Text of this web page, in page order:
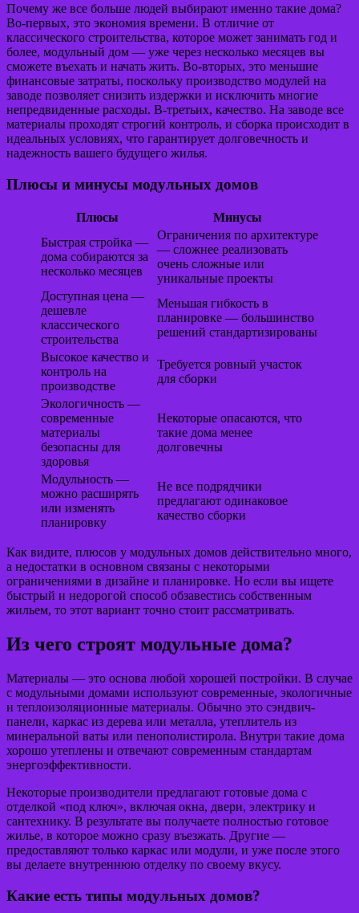
Почему же все больше людей выбирают именно такие дома?
Во-первых, это экономия времени. В отличие от
классического строительства, которое может занимать год и
более, модульный дом — уже через несколько месяцев вы
сможете въехать и начать жить. Во-вторых, это меньшие
финансовые затраты, поскольку производство модулей на
заводе позволяет снизить издержки и исключить многие
непредвиденные расходы. В-третьих, качество. На заводе все
материалы проходят строгий контроль, и сборка происходит в
идеальных условиях, что гарантирует долговечность и
надежность вашего будущего жилья.
Плюсы и минусы модульных домов
Плюсы
Минусы
Быстрая стройка —
дома собираются за
несколько месяцев
Ограничения по архитектуре
— сложнее реализовать
очень сложные или
уникальные проекты
Доступная цена —
дешевле
классического
строительства
Меньшая гибкость в
планировке — большинство
решений стандартизированы
Высокое качество и
контроль на
производстве
Требуется ровный участок
для сборки
Экологичность —
современные
материалы
безопасны для
здоровья
Некоторые опасаются, что
такие дома менее
долговечны
Модульность —
можно расширять
или изменять
планировку
Не все подрядчики
предлагают одинаковое
качество сборки
Как видите, плюсов у модульных домов действительно много,
а недостатки в основном связаны с некоторыми
ограничениями в дизайне и планировке. Но если вы ищете
быстрый и недорогой способ обзавестись собственным
жильем, то этот вариант точно стоит рассматривать.
Из чего строят модульные дома?
Материалы — это основа любой хорошей постройки. В случае
с модульными домами используют современные, экологичные
и теплоизоляционные материалы. Обычно это сэндвич-
панели, каркас из дерева или металла, утеплитель из
минеральной ваты или пенополистирола. Внутри такие дома
хорошо утеплены и отвечают современным стандартам
энергоэффективности.
Некоторые производители предлагают готовые дома с
отделкой «под ключ», включая окна, двери, электрику и
сантехнику. В результате вы получаете полностью готовое
жилье, в которое можно сразу въезжать. Другие —
предоставляют только каркас или модули, и уже после этого
вы делаете внутреннюю отделку по своему вкусу.
Какие есть типы модульных домов?